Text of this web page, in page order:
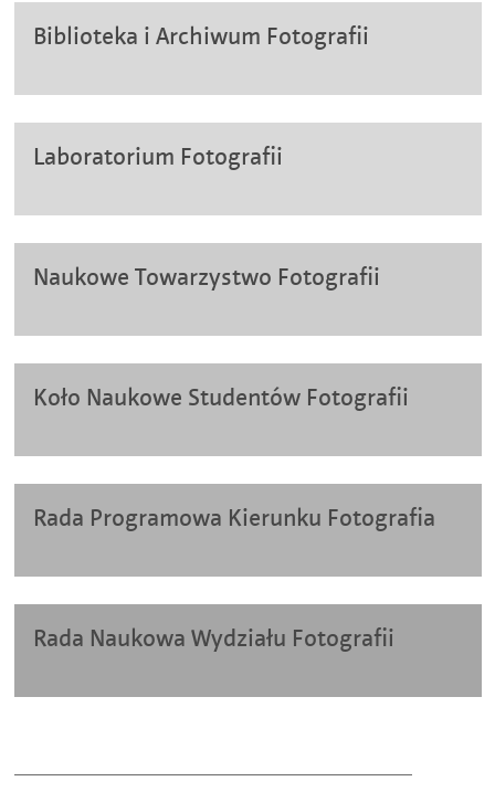
Biblioteka i Archiwum Fotografii
Laboratorium Fotografii
Naukowe Towarzystwo Fotografii
Koło Naukowe Studentów Fotografii
Rada Programowa Kierunku Fotografia
Rada Naukowa Wydziału Fotografii